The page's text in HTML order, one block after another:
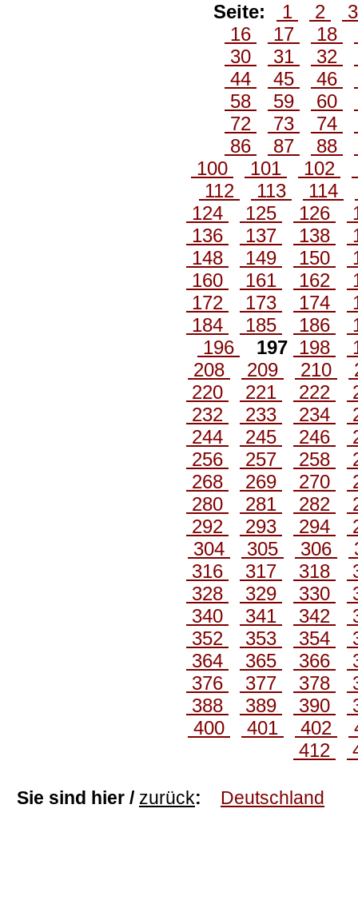
Seite: 1 2
16
17 18
30
31 32
44
45 46
58
59 60
72
73 74
86
87 88
100
101 102
112
113 114
124
125 126
136
137 138
148
149 150
160
161 162
172
173 174
184
185 186
196
197 198
208
209 210
220
221 222
232
233 234
244
245 246
256
257 258
268
269 270
280
281 282
292
293 294
304
305 306
316
317 318
328
329 330
340
341 342
352
353 354
364
365 366
376
377 378
388
389 390
400
401 402
412
Sie sind hier / zurück: Deutschland